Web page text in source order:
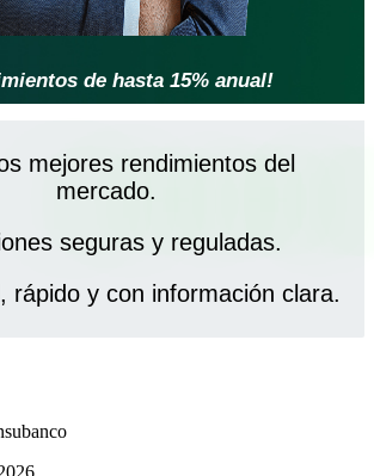
de hasta 15% anual!
mejores rendimientos del
mercado.
seguras y reguladas.
rápido y con información clara.